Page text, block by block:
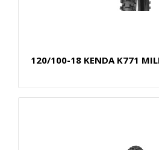
120/100-18 KENDA K771